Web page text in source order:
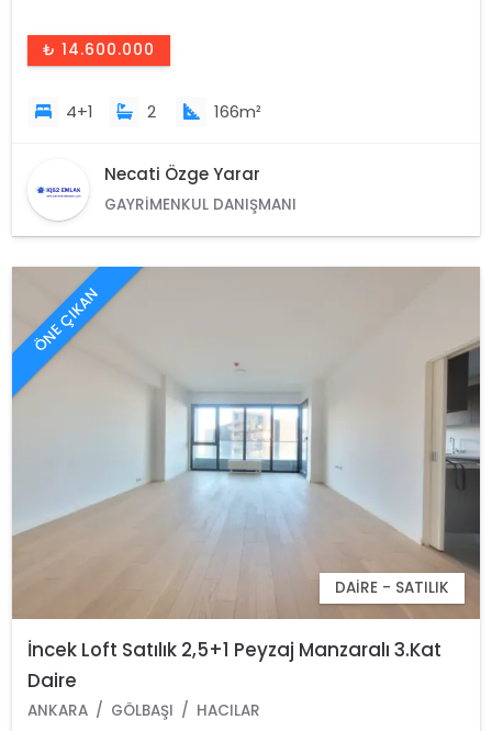
₺ 14.600.000
4+1 2 166m²
Necati Özge Yarar
GAYRIMENKUL DANIŞMANI
ÖNE ÇIKAN
DAIRE - SATILIK
İncek Loft Satılık 2,5+1 Peyzaj Manzaralı 3.Kat
Daire
ANKARA GÖLBAŞI HACILAR